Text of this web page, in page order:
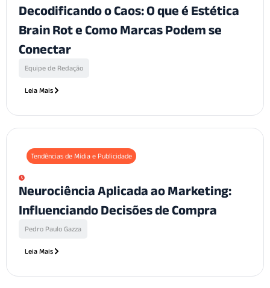
Decodificando o Caos: O que é Estética
Brain Rot e Como Marcas Podem se
Conectar
Equipe de Redação
Leia Mais
Tendências de Mídia e Publicidade
Neurociência Aplicada ao Marketing:
Influenciando Decisões de Compra
Pedro Paulo Gazza
Leia Mais